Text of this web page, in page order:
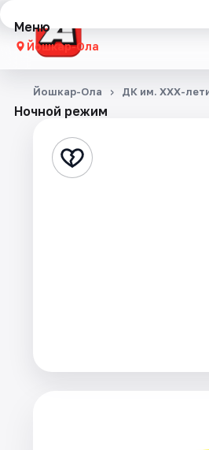
Меню
Йошкар-Ола
Концерты
Стендап
Ночной режим
Йошкар-Ола ДК им. XXX-